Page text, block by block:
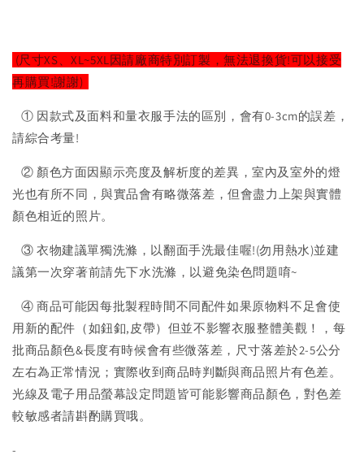
(尺寸XS、XL~5XL因請廠商特別訂製，無法退換貨!可以接受
再購買!謝謝)
① 因款式及面料和量衣服手法的區別，會有0-3cm的誤差，
請綜合考量!
② 顏色方面因顯示亮度及解析度的差異，室內及室外的燈
光也有所不同，與實品會有略微落差，但會盡力上架與實體
顏色相近的照片。
③ 衣物建議單獨洗滌，以翻面手洗最佳喔!(勿用熱水)並建
議第一次穿著前請先下水洗滌，以避免染色問題唷~
④ 商品可能因每批製程時間不同配件如果原物料不足會使
用新的配件（如鈕釦,皮帶）但並不影響衣服整體美觀！，每
批商品顏色&長度有時候會有些微落差，尺寸落差於2-5公分
左右為正常情況；實際收到商品時判斷與商品照片有色差。
光線及電子用品螢幕設定問題皆可能影響商品顏色，對色差
較敏感者請斟酌購買哦。
-